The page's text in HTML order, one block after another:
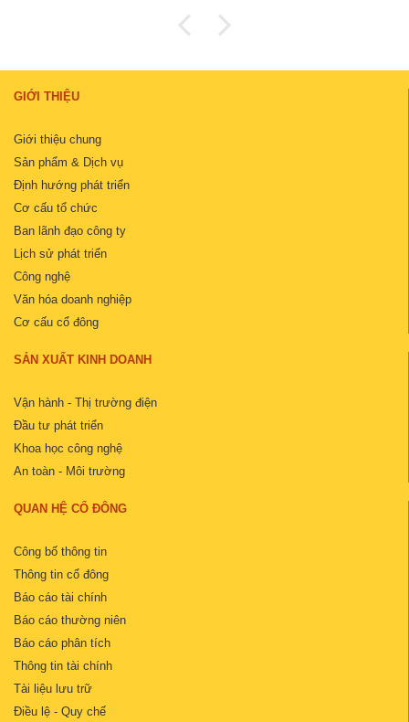
GIỚI THIỆU
Giới thiệu chung
Sản phẩm & Dịch vụ
Định hướng phát triển
Cơ cấu tổ chức
Ban lãnh đạo công ty
Lịch sử phát triển
Công nghệ
Văn hóa doanh nghiệp
Cơ cấu cổ đông
SẢN XUẤT KINH DOANH
Vận hành - Thị trường điện
Đầu tư phát triển
Khoa học công nghệ
An toàn - Môi trường
QUAN HỆ CỔ ĐÔNG
Công bố thông tin
Thông tin cổ đông
Báo cáo tài chính
Báo cáo thường niên
Báo cáo phân tích
Thông tin tài chính
Tài liệu lưu trữ
Điều lệ - Quy chế